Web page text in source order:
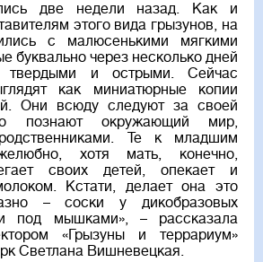
две недели назад. Как и
этого вида грызунов, на
с малюсенькими мягкими
буквально через несколько дней
твердыми и острыми. Сейчас
как миниатюрные копии
Они всюду следуют за своей
познают окружающий мир,
Те к младшим
хотя мать, конечно,
своих детей, опекает и
Кстати, делает она это
– соски у дикобразовых
под мышками», – рассказала
«Грызуны и террариум»
Светлана Вишневецкая.